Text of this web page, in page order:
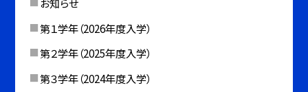
第１学年（2026年度入学）
第２学年（2025年度入学）
第３学年（2024年度入学）